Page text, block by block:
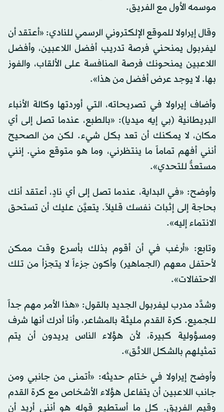
موسمه الأول مع الفريق.
وقال إيراولا للموقع الإلكتروني الرسمي للنادي: «أعتقد أن
ليفربول يمنحني فرصة تدريب أفضل اللاعبين، وأفضل
اللاعبين يمنحونك فرصة المنافسة على الألقاب، والفوز
بها. لا يوجد عرض أفضل من هذا».
وأضاف إيراولا في تصريحاته، التي أوردتها وكالة الأنباء
البريطانية (بي إيه ميديا): «بالطبع، عندما تصل إلى أي
مكان، لا يمكنك أن تعد بكل شيء. لكن من الصحيح
أنني أفهم تماماً ما ينتظرني، وما هو متوقع مني. إنني
مستعدٌّ للتحدي».
وأوضح: «في البداية، عندما تصل إلى أي نادٍ، أعتقد أنك
بحاجة إلى إثبات نفسك قليلاً. يتعيَّن عليك أن تستحق
الانتماء إليه».
وتابع: «أرغب في أن أقوم بذلك بأسرع وقت ممكن
لأحتفل معهم (الجماهير) وأكون جزءاً لا يتجزأ من تلك
الاحتفالات».
وشدَّد مدرب ليفربول الجديد بالقول: «هذا الأمر مهم جداً
للجميع. كرة القدم مليئة بالمشاعر، وأنا أدرك أنها شرف
ومسؤولية كبيرة، لأن هؤلاء الناس يريدون أن يتم
تمثيلهم بالشكل اللائق».
وأوضح إيراولا في ختام حديثه: «أتمنى من جانبي ومن
جانب اللاعبين أن يتفاعل هؤلاء الأشخاص مع كرة القدم
وقيم الفريق. كل ما أستطيع قوله هو أنني أريد أن